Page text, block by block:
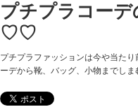
プチプラコー
♡♡
プチプラファッションは今や当た
ーデから靴、バッグ、小物までし